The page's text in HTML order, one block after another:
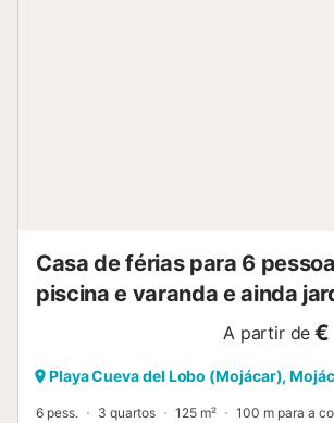
Casa de férias para 6
piscina e varanda e ainda
A partir de €
Playa Cueva del Lobo (Mojácar),
6 pess. 3 quartos 125 m² 100 m para a